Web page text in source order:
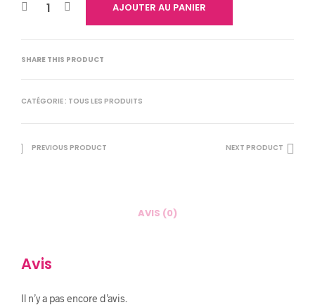
AJOUTER AU PANIER
SHARE THIS PRODUCT
CATÉGORIE : TOUS LES PRODUITS
PREVIOUS PRODUCT NEXT PRODUCT
AVIS (0)
Avis
Il n’y a pas encore d’avis.